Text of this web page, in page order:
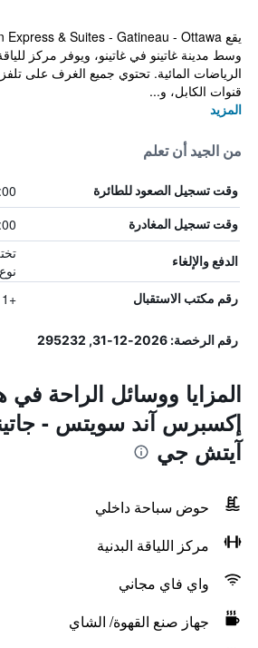
وسط مدينة غاتينو في غاتينو، ويوفر مركز
الرياضات المائية. تحتوي جميع الغرف على
قنوات الكابل، و...
المزيد
من الجيد أن تعلم
وقت تسجيل الصعود للطائرة
وقت تسجيل المغادرة
الدفع والإلغاء
رقم مكتب الاستقبال +1 819 503 8800
رقم الرخصة: 2026-12-31, 295232
المزايا ووسائل الراحة في
إكسبرس آند سويتس -
آيتش جي
حوض سباحة داخلي
مركز اللياقة البدنية
واي فاي مجاني
جهاز صنع القهوة/ الشاي